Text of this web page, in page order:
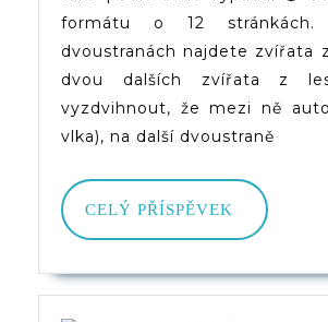
formátu o 12
dvoustranách najdete zvířata
dvou dalších zvířata z
vyzdvihnout, že mezi ně
vlka), na další dvoustraně
CELÝ PŘÍSPĚVEK
CELÝ